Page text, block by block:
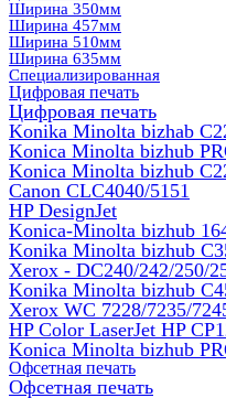
Ширина 350мм
Ширина 457мм
Ширина 510мм
Ширина 635мм
Специализированная
Цифровая печать
Цифровая печать
Konika Minolta bizhab
Konica Minolta bizhub
Konica Minolta bizhub
Canon CLC4040/5151
HP DesignJet
Konica-Minolta bizhub
Konika Minolta bizhub
Xerox - DC240/242/250/
Konika Minolta bizhub
Xerox WC 7228/7235/
HP Color LaserJet HP
Konica Minolta bizhub
Офсетная печать
Офсетная печать